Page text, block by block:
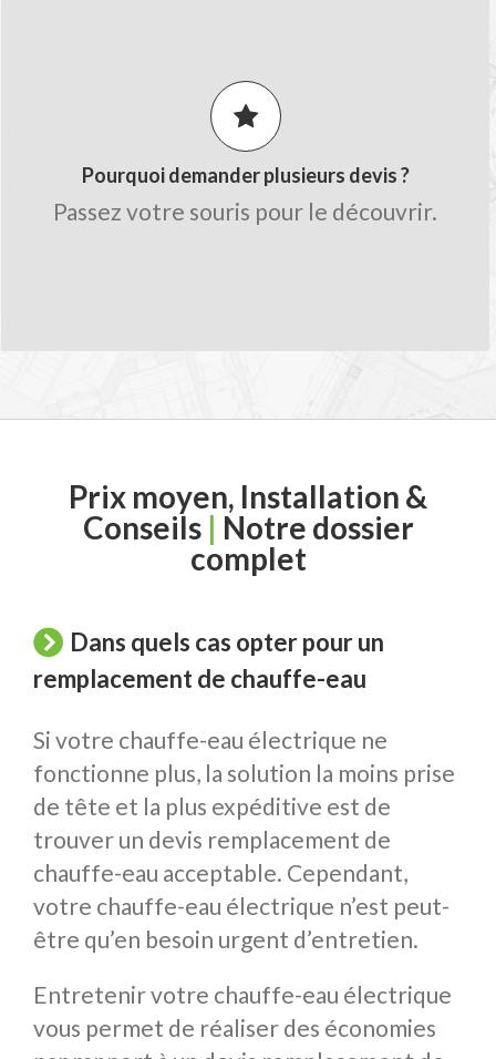
Pourquoi demander plusieurs devis ?
Passez votre souris pour le découvrir.
meilleur tarif.
Obtenez des conseils de la part des
artisans.
Gagnez du temps sur le chiffrage avec
une seule demande.
Prix moyen, Installation &
Conseils | Notre dossier
complet
Dans quels cas opter pour un
remplacement de chauffe-eau
Si votre chauffe-eau électrique ne
fonctionne plus, la solution la moins prise
de tête et la plus expéditive est de
trouver un devis remplacement de
chauffe-eau acceptable. Cependant,
votre chauffe-eau électrique n’est peut-
être qu’en besoin urgent d’entretien.
Entretenir votre chauffe-eau électrique
vous permet de réaliser des économies